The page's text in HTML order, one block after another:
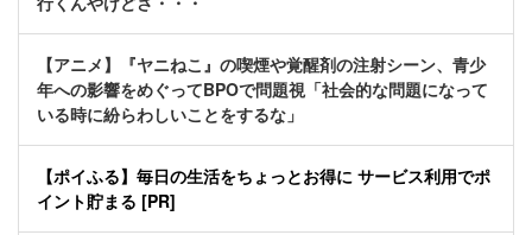
【アニメ】『ヤニねこ』の喫煙や覚醒剤の注射シーン、青少
年への影響をめぐってBPOで問題視「社会的な問題になって
いる時に紛らわしいことをするな」
【ポイふる】毎日の生活をちょっとお得に サービス利用でポ
イント貯まる [PR]